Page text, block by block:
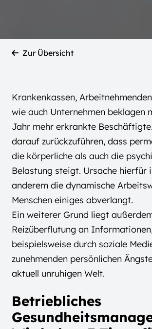
Zur Übersicht
Krankenkassen,
wie auch Unternehmen beklagen
Jahr mehr erkrankte
darauf zurückzuführen, dass
die körperliche als auch die
Belastung steigt. Ursache hierfür
anderem die dynamische
Menschen einiges abverlangt.
Ein weiterer Grund liegt
Reizüberflutung an Informationen,
beispielsweise durch soziale
zunehmenden persönlichen
aktuell unruhigen Welt.
Betriebliches